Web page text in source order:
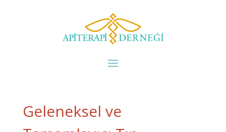
Geleneksel ve